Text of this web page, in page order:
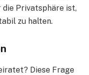
Privatsphäre ist,
zu halten.
Diese Frage